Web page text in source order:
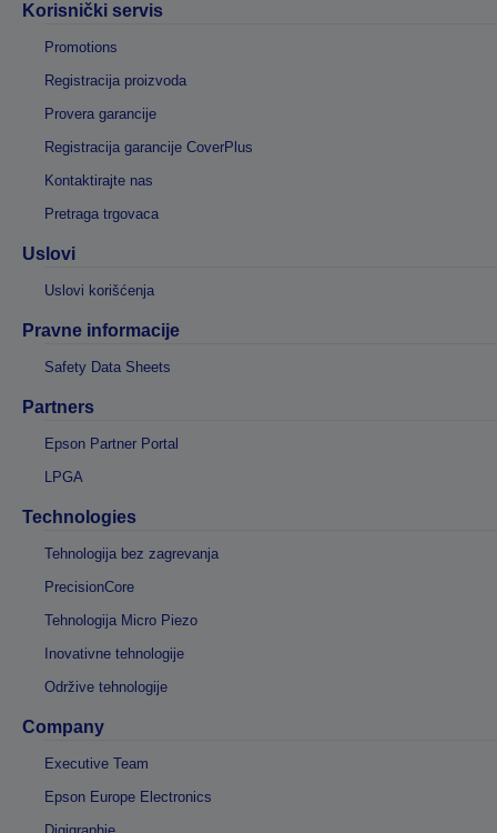
Korisnički servis
Promotions
Registracija proizvoda
Provera garancije
Registracija garancije CoverPlus
Kontaktirajte nas
Pretraga trgovaca
Uslovi
Uslovi korišćenja
Pravne informacije
Safety Data Sheets
Partners
Epson Partner Portal
LPGA
Technologies
Tehnologija bez zagrevanja
PrecisionCore
Tehnologija Micro Piezo
Inovativne tehnologije
Održive tehnologije
Company
Executive Team
Epson Europe Electronics